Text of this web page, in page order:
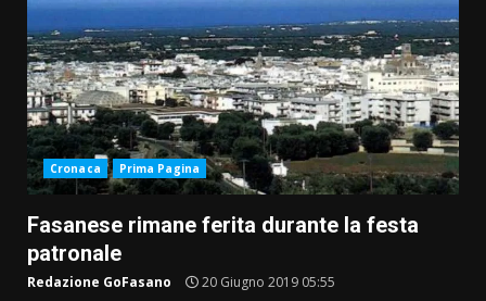
Cronaca Prima Pagina
Fasanese rimane ferita durante la festa
patronale
Redazione GoFasano 20 Giugno 2019 05:55